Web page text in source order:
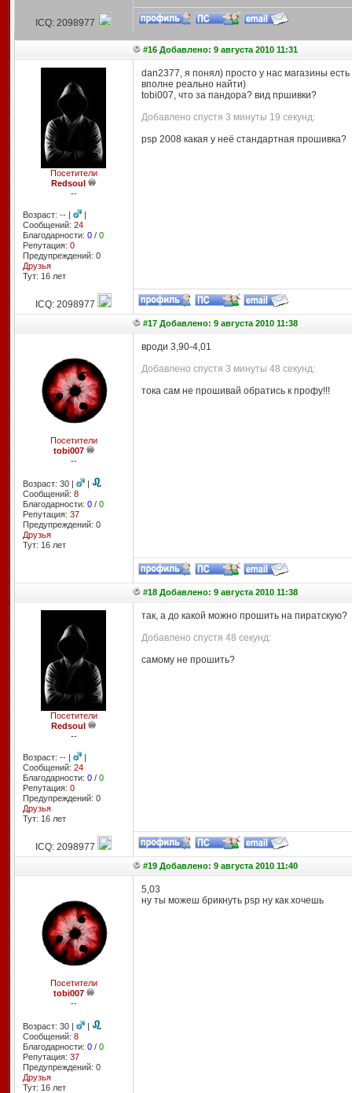
ICQ: 2098977
#16 Добавлено: 9 августа 2010 11:31
Посетители
Redsoul
--
Возраст: -- |
|
Сообщений: 24
Благодарности: 0/ 0
Репутация: 0
Предупреждений: 0
Друзья
Тут: 16 лет
dan2377, я понял) просто у нас магазины
вполне реально найти)
tobi007, что за пандора? вид пршивки?
Добавлено спустя 3 минуты 19 секунд:
psp 2008 какая у неё стандартная прошивка?
ICQ: 2098977
#17 Добавлено: 9 августа 2010 11:38
Посетители
tobi007
--
Возраст: 30 |
|
Сообщений: 8
Благодарности: 0/ 0
Репутация: 37
Предупреждений: 0
Друзья
Тут: 16 лет
вроди 3,90-4,01
Добавлено спустя 3 минуты 48 секунд:
тока сам не прошивай обратись к профу!!!
#18 Добавлено: 9 августа 2010 11:38
Посетители
Redsoul
--
Возраст: -- |
|
Сообщений: 24
Благодарности: 0/ 0
Репутация: 0
Предупреждений: 0
Друзья
Тут: 16 лет
так, а до какой можно прошить на пиратскую?
Добавлено спустя 48 секунд:
самому не прошить?
ICQ: 2098977
#19 Добавлено: 9 августа 2010 11:40
Посетители
tobi007
--
Возраст: 30 |
|
Сообщений: 8
Благодарности: 0/ 0
Репутация: 37
Предупреждений: 0
Друзья
Тут: 16 лет
5,03
ну ты можеш брикнуть psp ну как хочешь